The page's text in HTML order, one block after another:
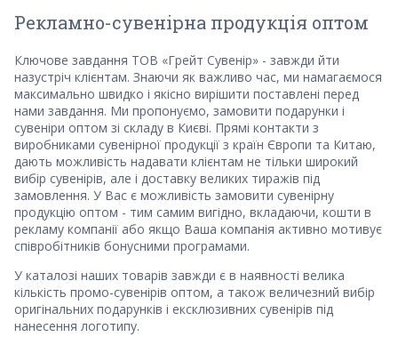
Рекламно-сувенірна продукція оптом
Ключове завдання ТОВ «Грейт Сувенір» - завжди йти
назустріч клієнтам. Знаючи як важливо час, ми намагаємося
максимально швидко і якісно вирішити поставлені перед
нами завдання. Ми пропонуємо, замовити подарунки і
сувеніри оптом зі складу в Києві. Прямі контакти з
виробниками сувенірної продукції з країн Європи та Китаю,
дають можливість надавати клієнтам не тільки широкий
вибір сувенірів, але і доставку великих тиражів під
замовлення. У Вас є можливість замовити сувенірну
продукцію оптом - тим самим вигідно, вкладаючи, кошти в
рекламу компанії або якщо Ваша компанія активно мотивує
співробітників бонусними програмами.
У каталозі наших товарів завжди є в наявності велика
кількість промо-сувенірів оптом, а також величезний вибір
оригінальних подарунків і ексклюзивних сувенірів під
нанесення логотипу.